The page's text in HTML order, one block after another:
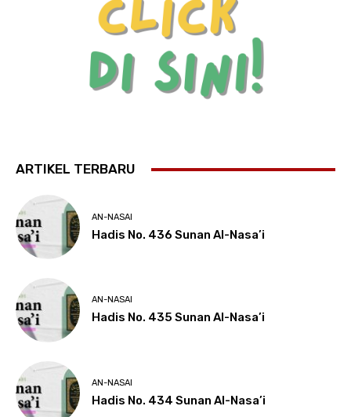
ARTIKEL TERBARU
AN-NASAI
Hadis No. 436 Sunan Al-Nasa’i
AN-NASAI
Hadis No. 435 Sunan Al-Nasa’i
AN-NASAI
Hadis No. 434 Sunan Al-Nasa’i